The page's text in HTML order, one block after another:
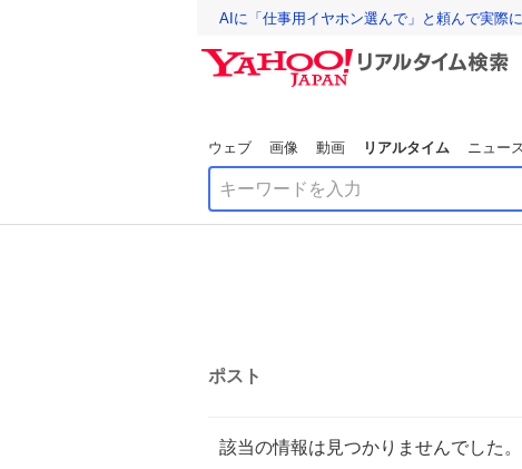
AIに「仕事用イヤホン選んで」と頼んで実際
ウェブ 画像 動画 リアルタイム ニュー
ポスト
該当の情報は見つかりませんでした。